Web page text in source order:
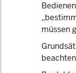
müssen